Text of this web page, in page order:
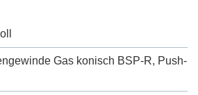
Gas konisch BSP-R, Push-